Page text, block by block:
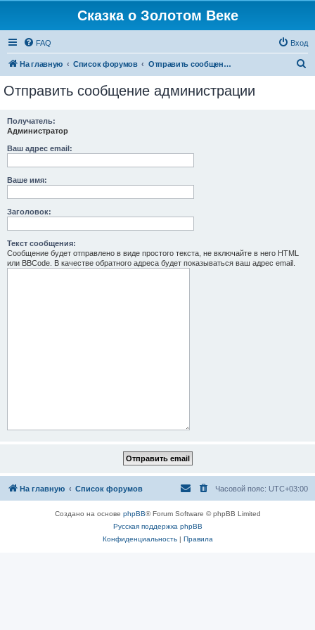
Сказка о Золотом Веке
FAQ Вход
На главную Список форумов Отправить сообщение администрации
Отправить сообщение администрации
Получатель:
Администратор
Ваш адрес email:
Ваше имя:
Заголовок:
Текст сообщения:
Сообщение будет отправлено в виде простого текста, не включайте в него HTML
или BBCode. В качестве обратного адреса будет показываться ваш адрес email.
На главную Список форумов Часовой пояс: UTC+03:00
Создано на основе phpBB® Forum Software © phpBB Limited
Русская поддержка phpBB
Конфиденциальность| Правила